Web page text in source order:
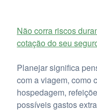
Não corra riscos
cotação do seu
Planejar significa
com a viagem, como
hospedagem,
possíveis gastos